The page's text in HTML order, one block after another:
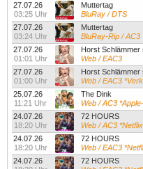
27.07.26
03:25 Uhr
Muttertag
BluRay / DTS
27.07.26
03:24 Uhr
Muttertag
BluRay-Rip / AC3
27.07.26
01:01 Uhr
Horst Schlämmer
Web / EAC3
27.07.26
01:00 Uhr
Horst
Web / EAC3
25.07.26
11:21 Uhr
The Dink
Web / AC3
24.07.26
18:20 Uhr
72 HOURS
Web / AC3
24.07.26
18:20 Uhr
72 HOURS
Web / EAC3
24.07.26
72 HOURS